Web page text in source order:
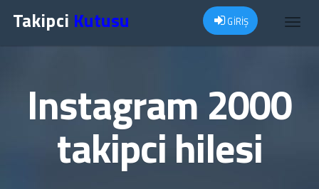
Takipci Kutusu GİRİŞ
Instagram 2000
takipci hilesi